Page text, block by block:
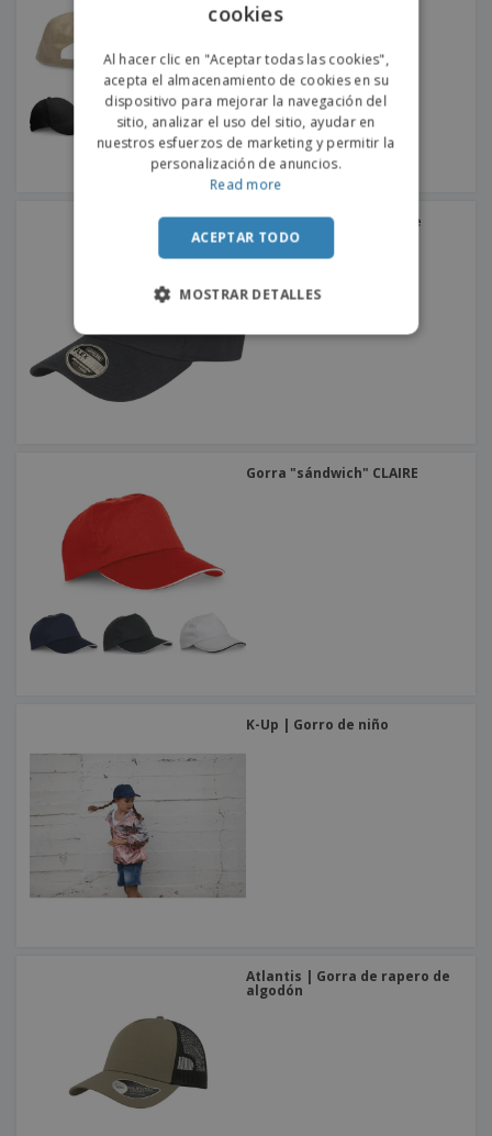
Result | Gorra flexible de
kansas
Gorra "sándwich" CLAIRE
K-Up | Gorro de niño
Atlantis | Gorra de rapero de
algodón
SPANISH
cookies
Al hacer clic en "Aceptar todas las cookies",
acepta el almacenamiento de cookies en su
dispositivo para mejorar la navegación del
sitio, analizar el uso del sitio, ayudar en
nuestros esfuerzos de marketing y permitir la
personalización de anuncios.
Read more
ACEPTAR TODO
MOSTRAR DETALLES